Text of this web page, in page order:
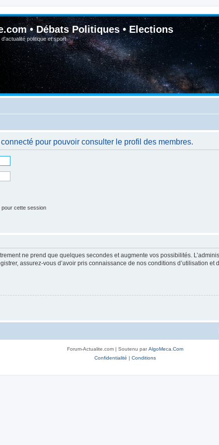
• Débats Politiques • Elections
politique et sport
pour pouvoir consulter le profil des membres.
pour cette session
ne prend que quelques secondes et augmente vos possibilités.
assurez-vous d’avoir pris connaissance de nos conditions d’utilisation
Forum-Actualite.com | Soutenu parAlgoMeca.Com
Confidentialité | Conditions